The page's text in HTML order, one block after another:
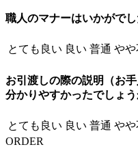
職人のマナーはいかがでし
とても良い 良い 普通 や
お引渡しの際の説明（お手
分かりやすかったでしょう
とても良い 良い 普通 や
ORDER